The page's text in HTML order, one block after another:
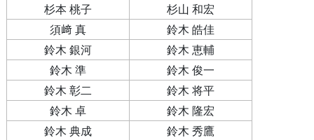
杉本 桃子
杉山 和宏
須﨑 真
鈴木 皓佳
鈴木 銀河
鈴木 恵輔
鈴木 準
鈴木 俊一
鈴木 彰二
鈴木 将平
鈴木 卓
鈴木 隆宏
鈴木 典成
鈴木 秀鷹